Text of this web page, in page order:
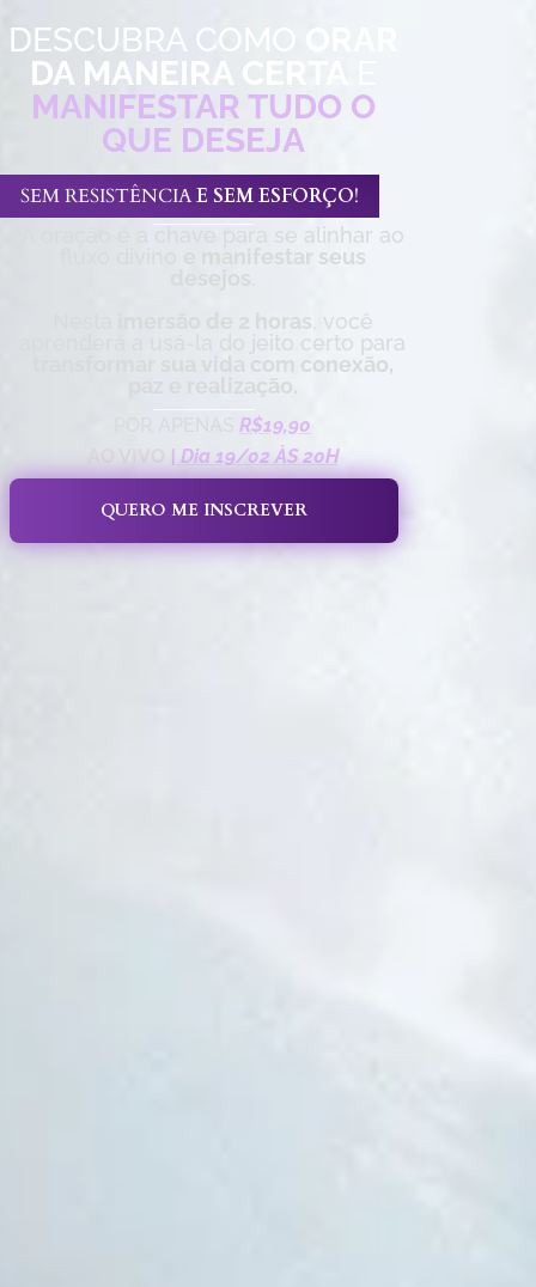
DESCUBRA COMO
DA MANEIRA CERTA
MANIFESTAR TUDO O
QUE DESEJA
SEM RESISTÊNCIAE SEM ESFORÇO!
A oração é a chave para se alinhar ao
e manifestar seus
desejos
imersão de 2 horas, você
aprenderá a usá-la do jeito certo para
transformar sua vida com conexão,
paz e realização.
POR APENAS R$19,90
| Dia 19/02 ÀS 20H
QUERO ME INSCREVER